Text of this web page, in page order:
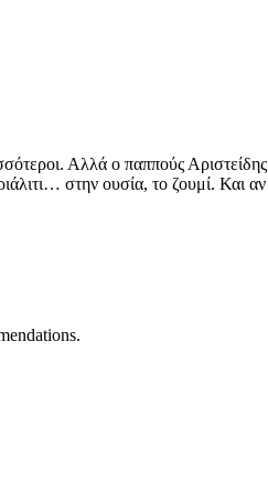
Αλλά ο παππούς
στην ουσία, το ζουμί. Και